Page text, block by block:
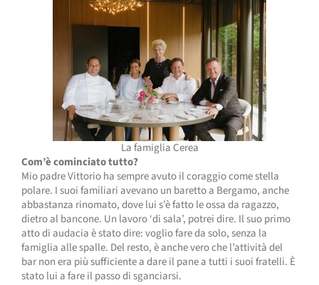
La famiglia Cerea
Com’è cominciato tutto?
Mio padre Vittorio ha sempre avuto il coraggio come stella
polare. I suoi familiari avevano un baretto a Bergamo, anche
abbastanza rinomato, dove lui s’è fatto le ossa da ragazzo,
dietro al bancone. Un lavoro ‘di sala’, potrei dire. Il suo primo
atto di audacia è stato dire: voglio fare da solo, senza la
famiglia alle spalle. Del resto, è anche vero che l’attività del
bar non era più sufficiente a dare il pane a tutti i suoi fratelli. È
stato lui a fare il passo di sganciarsi.